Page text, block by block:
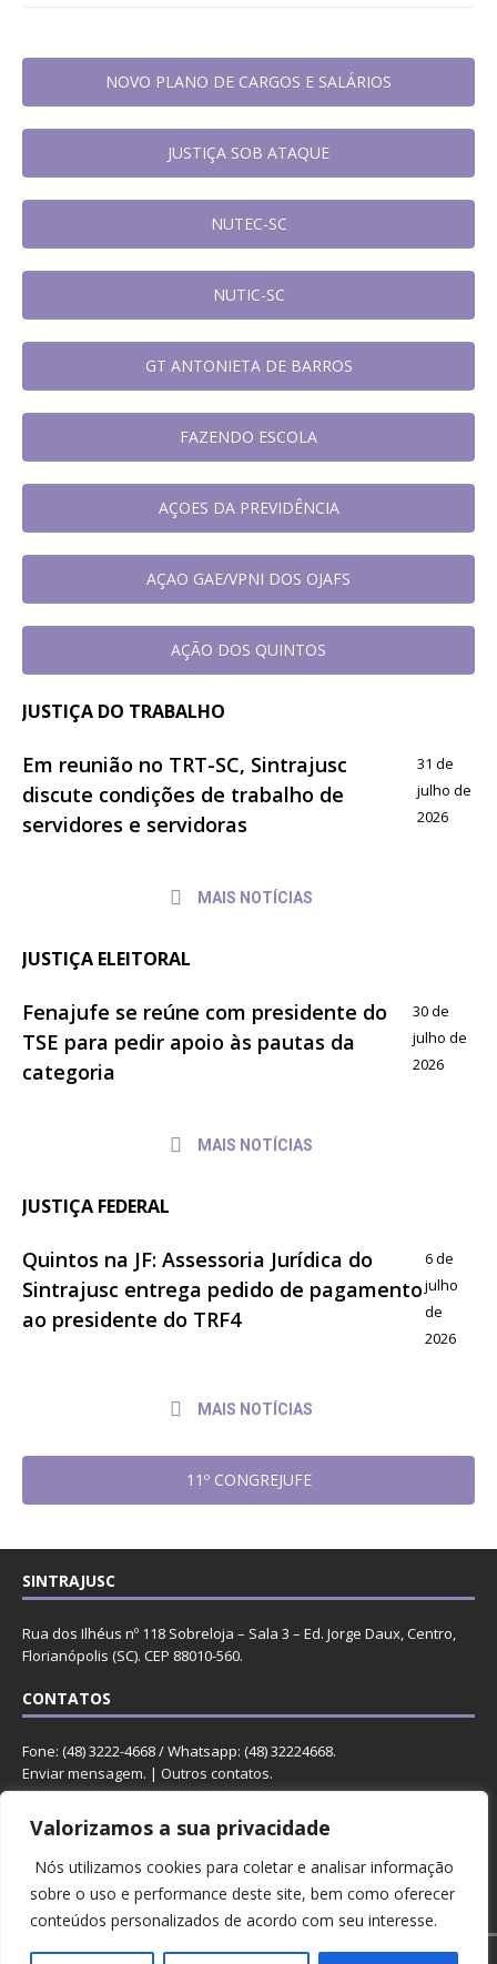
Valorizamos a sua privacidade
Nós utilizamos cookies para coletar e analisar informação
sobre o uso e performance deste site, bem como oferecer
conteúdos personalizados de acordo com seu interesse.
NOVO PLANO DE CARGOS E SALÁRIOS
JUSTIÇA SOB ATAQUE
NUTEC-SC
NUTIC-SC
GT ANTONIETA DE BARROS
FAZENDO ESCOLA
AÇOES DA PREVIDÊNCIA
AÇAO GAE/VPNI DOS OJAFS
AÇÃO DOS QUINTOS
JUSTIÇA DO TRABALHO
Em reunião no TRT-SC, Sintrajusc
discute condições de trabalho de
servidores e servidoras
31 de
julho de
2026
MAIS NOTÍCIAS
JUSTIÇA ELEITORAL
Fenajufe se reúne com presidente do
TSE para pedir apoio às pautas da
categoria
30 de
julho de
2026
MAIS NOTÍCIAS
JUSTIÇA FEDERAL
Quintos na JF: Assessoria Jurídica do
Sintrajusc entrega pedido de pagamento
ao presidente do TRF4
6 de
julho
de
2026
MAIS NOTÍCIAS
11º CONGREJUFE
SINTRAJUSC
Rua dos Ilhéus nº 118 Sobreloja – Sala 3 – Ed. Jorge Daux, Centro,
Florianópolis (SC). CEP 88010-560.
CONTATOS
Fone: (48) 3222-4668 / Whatsapp: (48) 32224668.
Enviar mensagem. | Outros contatos.
REDES
Copyright © 2023 Sintrajusc.